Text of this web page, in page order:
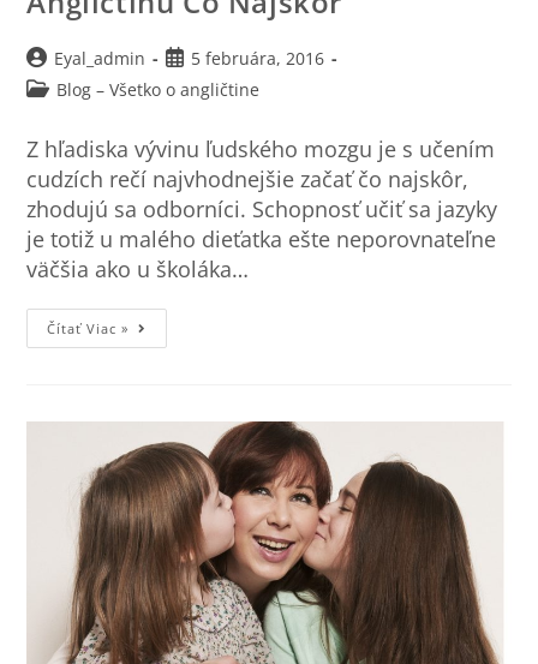
Eyal_admin
5 februára, 2016
Blog – Všetko o angličtine
Z hľadiska vývinu ľudského mozgu je s učením
cudzích rečí najvhodnejšie začať čo najskôr,
zhodujú sa odborníci. Schopnosť učiť sa jazyky
je totiž u malého dieťatka ešte neporovnateľne
väčšia ako u školáka…
Čítať Viac »